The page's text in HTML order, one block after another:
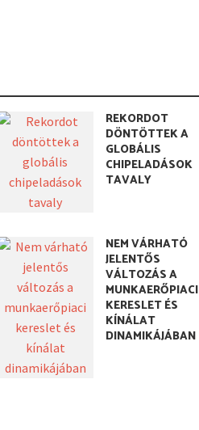
REKORDOT
DÖNTÖTTEK A
GLOBÁLIS
CHIPELADÁSOK
TAVALY
NEM VÁRHATÓ
JELENTŐS
VÁLTOZÁS A
MUNKAERŐPIACI
KERESLET ÉS
KÍNÁLAT
DINAMIKÁJÁBAN